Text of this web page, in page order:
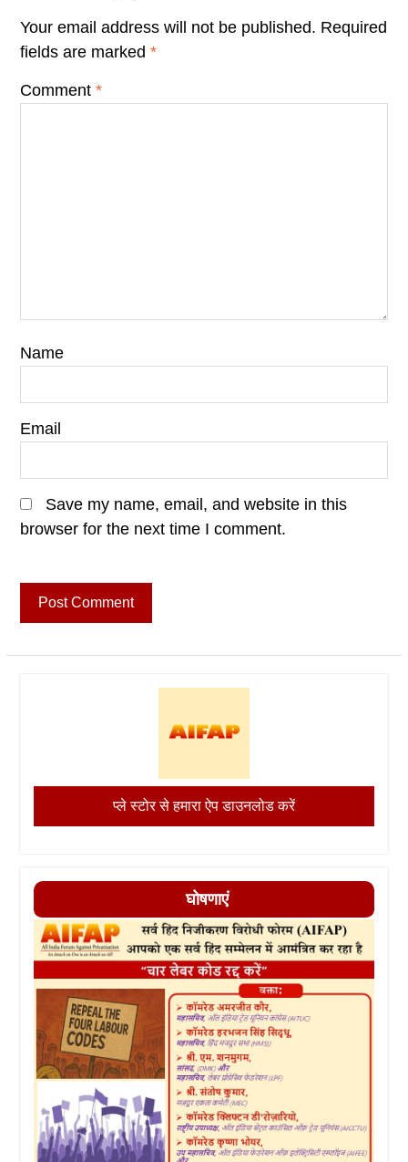
Your email address will not be published. Required
fields are marked *
Comment *
Name
Email
Save my name, email, and website in this
browser for the next time I comment.
प्ले स्टोर से हमारा ऐप डाउनलोड करें
घोषणाएं